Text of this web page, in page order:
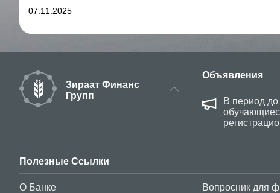
07.11.2025
Зираат Финанс
Групп
Объявления
оплату за экзамен по турецкому
В период до
Полезные Ссылки
О Банке Вопросник для